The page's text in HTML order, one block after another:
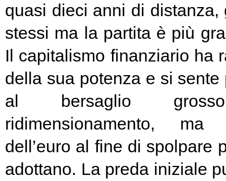
quasi dieci anni di
stessi ma la partita è più
Il capitalismo finanziario ha
della sua potenza e si sente
al bersaglio
ridimensionamento,
dell’euro al fine di spolpare
adottano. La preda iniziale